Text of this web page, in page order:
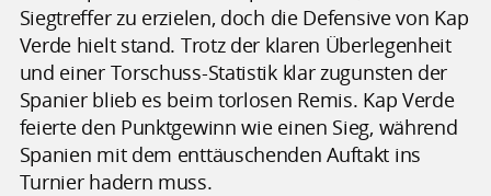
Siegtreffer zu erzielen, doch die Defensive von Kap
Verde hielt stand. Trotz der klaren Überlegenheit
und einer Torschuss-Statistik klar zugunsten der
Spanier blieb es beim torlosen Remis. Kap Verde
feierte den Punktgewinn wie einen Sieg, während
Spanien mit dem enttäuschenden Auftakt ins
Turnier hadern muss.